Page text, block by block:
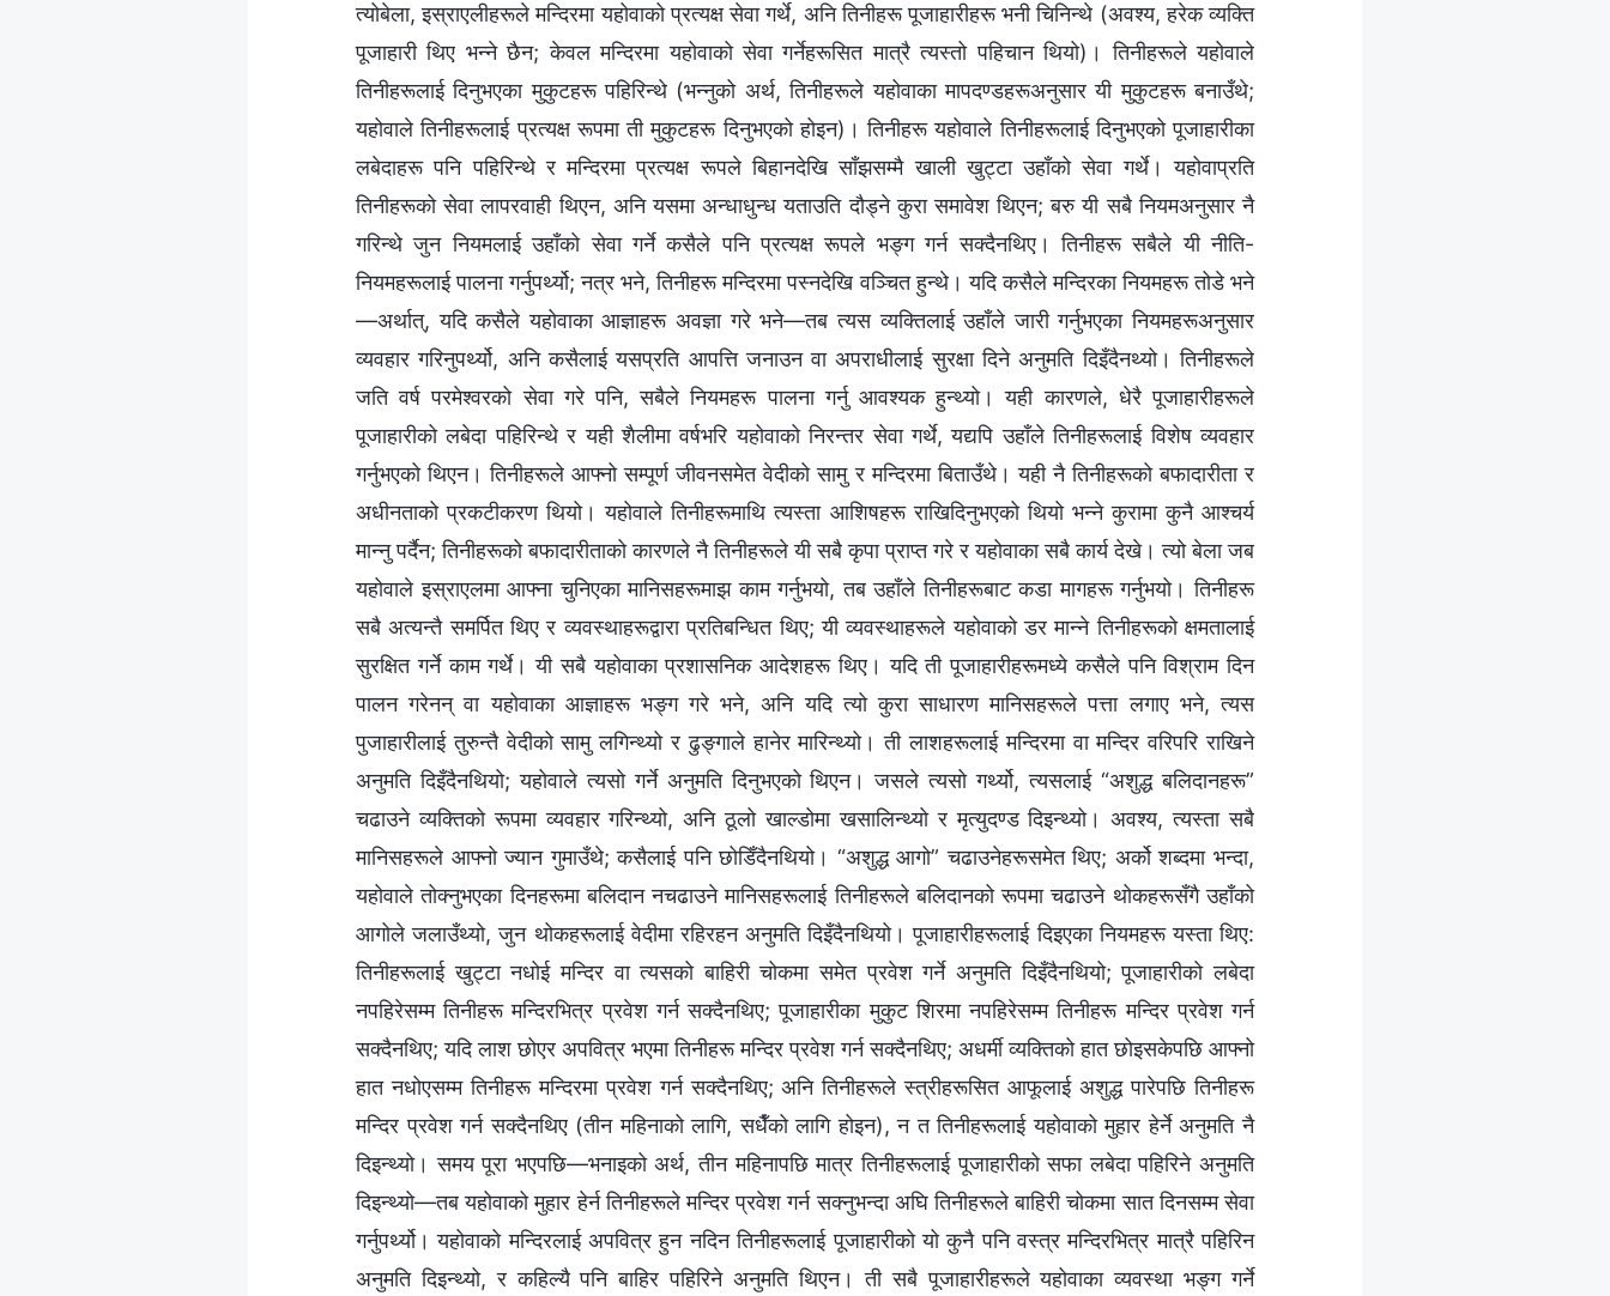
त्योबेला, इस्राएलीहरूले मन्दिरमा यहोवाको प्रत्यक्ष सेवा गर्थे, अनि तिनीहरू पूजाहारीहरू भनी चिनिन्थे (अवश्य, हरेक व्यक्ति
पूजाहारी थिए भन्‍ने छैन; केवल मन्दिरमा यहोवाको सेवा गर्नेहरूसित मात्रै त्यस्तो पहिचान थियो)। तिनीहरूले यहोवाले
तिनीहरूलाई दिनुभएका मुकुटहरू पहिरिन्थे (भन्‍नुको अर्थ, तिनीहरूले यहोवाका मापदण्डहरूअनुसार यी मुकुटहरू बनाउँथे;
यहोवाले तिनीहरूलाई प्रत्यक्ष रूपमा ती मुकुटहरू दिनुभएको होइन)। तिनीहरू यहोवाले तिनीहरूलाई दिनुभएको पूजाहारीका
लबेदाहरू पनि पहिरिन्थे र मन्दिरमा प्रत्यक्ष रूपले बिहानदेखि साँझसम्मै खाली खुट्टा उहाँको सेवा गर्थे। यहोवाप्रति
तिनीहरूको सेवा लापरवाही थिएन, अनि यसमा अन्धाधुन्ध यताउति दौड्ने कुरा समावेश थिएन; बरु यी सबै नियमअनुसार नै
गरिन्थे जुन नियमलाई उहाँको सेवा गर्ने कसैले पनि प्रत्यक्ष रूपले भङ्ग गर्न सक्दैनथिए। तिनीहरू सबैले यी नीति-
नियमहरूलाई पालना गर्नुपर्थ्यो; नत्र भने, तिनीहरू मन्दिरमा पस्नदेखि वञ्चित हुन्थे। यदि कसैले मन्दिरका नियमहरू तोडे भने
—अर्थात्, यदि कसैले यहोवाका आज्ञाहरू अवज्ञा गरे भने—तब त्यस व्यक्तिलाई उहाँले जारी गर्नुभएका नियमहरूअनुसार
व्यवहार गरिनुपर्थ्यो, अनि कसैलाई यसप्रति आपत्ति जनाउन वा अपराधीलाई सुरक्षा दिने अनुमति दिइँदैनथ्यो। तिनीहरूले
जति वर्ष परमेश्‍वरको सेवा गरे पनि, सबैले नियमहरू पालना गर्नु आवश्यक हुन्थ्यो। यही कारणले, धेरै पूजाहारीहरूले
पूजाहारीको लबेदा पहिरिन्थे र यही शैलीमा वर्षभरि यहोवाको निरन्तर सेवा गर्थे, यद्यपि उहाँले तिनीहरूलाई विशेष व्यवहार
गर्नुभएको थिएन। तिनीहरूले आफ्नो सम्पूर्ण जीवनसमेत वेदीको सामु र मन्दिरमा बिताउँथे। यही नै तिनीहरूको बफादारीता र
अधीनताको प्रकटीकरण थियो। यहोवाले तिनीहरूमाथि त्यस्ता आशिषहरू राखिदिनुभएको थियो भन्‍ने कुरामा कुनै आश्चर्य
मान्नु पर्दैन; तिनीहरूको बफादारीताको कारणले नै तिनीहरूले यी सबै कृपा प्राप्त गरे र यहोवाका सबै कार्य देखे। त्यो बेला जब
यहोवाले इस्राएलमा आफ्ना चुनिएका मानिसहरूमाझ काम गर्नुभयो, तब उहाँले तिनीहरूबाट कडा मागहरू गर्नुभयो। तिनीहरू
सबै अत्यन्तै समर्पित थिए र व्यवस्थाहरूद्वारा प्रतिबन्धित थिए; यी व्यवस्थाहरूले यहोवाको डर मान्ने तिनीहरूको क्षमतालाई
सुरक्षित गर्ने काम गर्थे। यी सबै यहोवाका प्रशासनिक आदेशहरू थिए। यदि ती पूजाहारीहरूमध्ये कसैले पनि विश्राम दिन
पालन गरेनन् वा यहोवाका आज्ञाहरू भङ्ग गरे भने, अनि यदि त्यो कुरा साधारण मानिसहरूले पत्ता लगाए भने, त्यस
पुजाहारीलाई तुरुन्तै वेदीको सामु लगिन्थ्यो र ढुङ्गाले हानेर मारिन्थ्यो। ती लाशहरूलाई मन्दिरमा वा मन्दिर वरिपरि राखिने
अनुमति दिइँदैनथियो; यहोवाले त्यसो गर्ने अनुमति दिनुभएको थिएन। जसले त्यसो गर्थ्यो, त्यसलाई “अशुद्ध बलिदानहरू”
चढाउने व्यक्तिको रूपमा व्यवहार गरिन्थ्यो, अनि ठूलो खाल्डोमा खसालिन्थ्यो र मृत्युदण्ड दिइन्थ्यो। अवश्य, त्यस्ता सबै
मानिसहरूले आफ्नो ज्यान गुमाउँथे; कसैलाई पनि छोडिँदैनथियो। “अशुद्ध आगो” चढाउनेहरूसमेत थिए; अर्को शब्दमा भन्दा,
यहोवाले तोक्‍नुभएका दिनहरूमा बलिदान नचढाउने मानिसहरूलाई तिनीहरूले बलिदानको रूपमा चढाउने थोकहरूसँगै उहाँको
आगोले जलाउँथ्यो, जुन थोकहरूलाई वेदीमा रहिरहन अनुमति दिइँदैनथियो। पूजाहारीहरूलाई दिइएका नियमहरू यस्ता थिए:
तिनीहरूलाई खुट्टा नधोई मन्दिर वा त्यसको बाहिरी चोकमा समेत प्रवेश गर्ने अनुमति दिइँदैनथियो; पूजाहारीको लबेदा
नपहिरेसम्म तिनीहरू मन्दिरभित्र प्रवेश गर्न सक्दैनथिए; पूजाहारीका मुकुट शिरमा नपहिरेसम्म तिनीहरू मन्दिर प्रवेश गर्न
सक्दैनथिए; यदि लाश छोएर अपवित्र भएमा तिनीहरू मन्दिर प्रवेश गर्न सक्दैनथिए; अधर्मी व्यक्तिको हात छोइसकेपछि आफ्नो
हात नधोएसम्म तिनीहरू मन्दिरमा प्रवेश गर्न सक्दैनथिए; अनि तिनीहरूले स्त्रीहरूसित आफूलाई अशुद्ध पारेपछि तिनीहरू
मन्दिर प्रवेश गर्न सक्दैनथिए (तीन महिनाको लागि, सधैँको लागि होइन), न त तिनीहरूलाई यहोवाको मुहार हेर्ने अनुमति नै
दिइन्थ्यो। समय पूरा भएपछि—भनाइको अर्थ, तीन महिनापछि मात्र तिनीहरूलाई पूजाहारीको सफा लबेदा पहिरिने अनुमति
दिइन्थ्यो—तब यहोवाको मुहार हेर्न तिनीहरूले मन्दिर प्रवेश गर्न सक्नुभन्दा अघि तिनीहरूले बाहिरी चोकमा सात दिनसम्म सेवा
गर्नुपर्थ्यो। यहोवाको मन्दिरलाई अपवित्र हुन नदिन तिनीहरूलाई पूजाहारीको यो कुनै पनि वस्त्र मन्दिरभित्र मात्रै पहिरिन
अनुमति दिइन्थ्यो, र कहिल्यै पनि बाहिर पहिरिने अनुमति थिएन। ती सबै पूजाहारीहरूले यहोवाका व्यवस्था भङ्ग गर्ने